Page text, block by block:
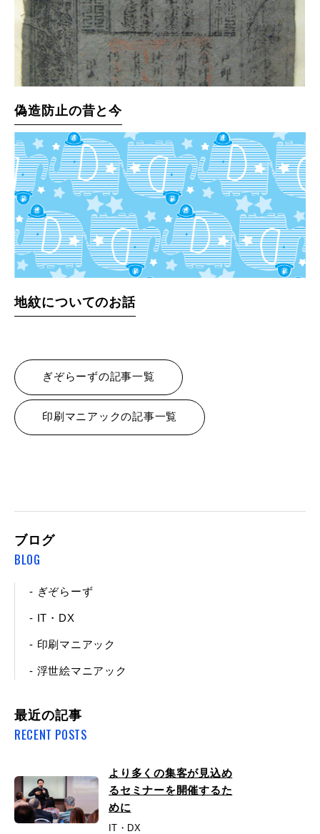
偽造防止の昔と今
地紋についてのお話
ぎぞらーずの記事一覧
印刷マニアックの記事一覧
ブログ
BLOG
- ぎぞらーず
- IT・DX
- 印刷マニアック
- 浮世絵マニアック
最近の記事
RECENT POSTS
より多くの集客が見込め
るセミナーを開催するた
めに
IT・DX